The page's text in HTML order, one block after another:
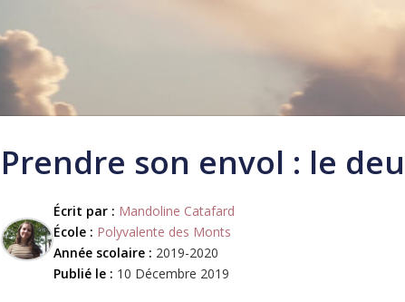
Prendre son envol : le
Écrit par : Mandoline Catafard
École : Polyvalente des Monts
Année scolaire : 2019-2020
Publié le : 10 Décembre 2019